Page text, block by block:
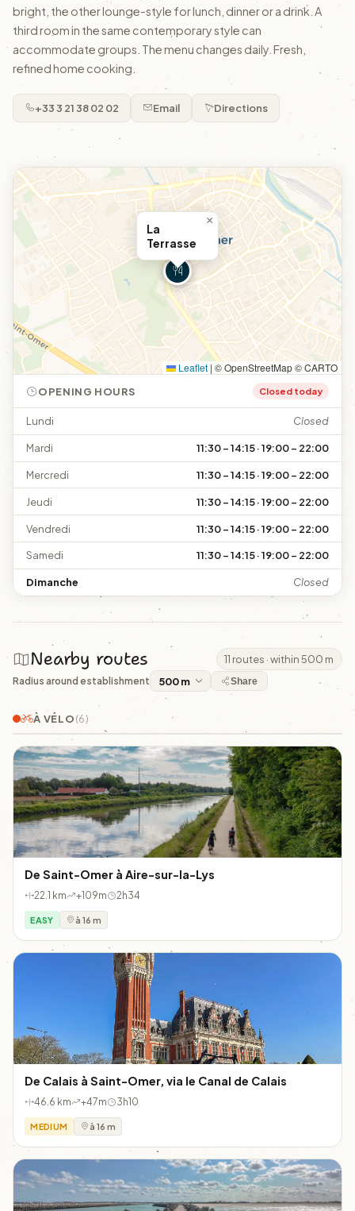
bright, the other lounge-style for lunch, dinner or a drink. A
third room in the same contemporary style can
accommodate groups. The menu changes daily. Fresh,
refined home cooking.
+33 3 21 38 02 02 Email Directions
La
Terrasse
×
Leaflet | © OpenStreetMap © CARTO
OPENING HOURS Closed today
Lundi Closed
Mardi 11:30 – 14:15 · 19:00 – 22:00
Mercredi 11:30 – 14:15 · 19:00 – 22:00
Jeudi 11:30 – 14:15 · 19:00 – 22:00
Vendredi 11:30 – 14:15 · 19:00 – 22:00
Samedi 11:30 – 14:15 · 19:00 – 22:00
Dimanche Closed
Nearby routes 11 routes · within 500 m
Radius around establishment Share
À VÉLO(6)
De Saint-Omer à Aire-sur-la-Lys
22.1 km +109m 2h34
EASY à 16 m
De Calais à Saint-Omer, via le Canal de Calais
46.6 km +47m 3h10
MEDIUM à 16 m